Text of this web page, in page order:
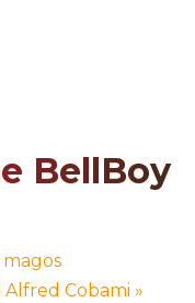
BellBoy
Alfred Cobami »